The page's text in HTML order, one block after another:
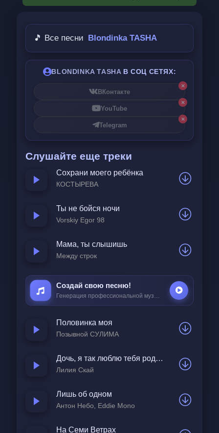
Растворяются в нуде.
Я ловлю своё отраженье
В тёмном зеркале стекла,
Как же хочется вернуться в детство,
Где казалось целым королевством
Просто старый двор и летний зной.
Поменять свой скучный деловой
На кассетный плеер по соседству,
Чтоб крутил одну и ту же «Show» —
Must go on.
Ипотека, план на вечность,
Страхи завтрашнего дня.
Просто новая броня.
Ставим галочки в уме.
К настоящему себе.
🎵 Все песни Blondinka TASHA
BLONDINKA TASHAВ СОЦ СЕТЯХ:
ВКонтакте
✕
YouTube
✕
Telegram
✕
Слушайте еще треки
Сохрани моего ребёнка
КОСТЫРЕВА
Ты не бойся ночи
Vorskiy Egor 98
Мама, ты слышишь
Между строк
Создай свою песню!
Генерация профессиональной музыки всего за
Половинка моя
Позывной СУЛИМА
Дочь, я так люблю тебя родная
Лилия Скай
Лишь об одном
Антон Небо, Eddie Mono
На Семи Ветрах